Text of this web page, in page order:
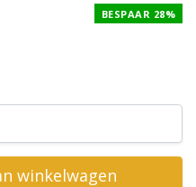
BESPAAR 28%
winkelwagen